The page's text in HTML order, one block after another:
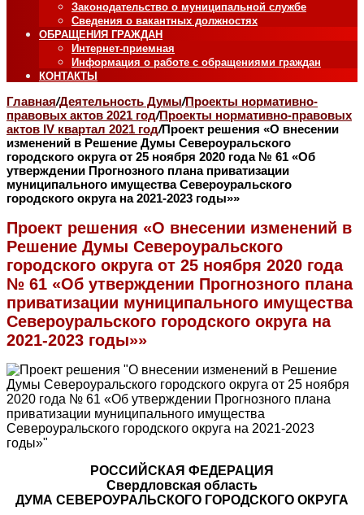
Законодательство о муниципальной службе
Сведения о вакантных должностях
ОБРАЩЕНИЯ ГРАЖДАН
Интернет-приемная
Информация о работе с обращениями граждан
КОНТАКТЫ
Главная/Деятельность Думы/Проекты нормативно-
правовых актов 2021 год/Проекты нормативно-правовых
актов IV квартал 2021 год/Проект решения «О внесении
изменений в Решение Думы Североуральского
городского округа от 25 ноября 2020 года № 61 «Об
утверждении Прогнозного плана приватизации
муниципального имущества Североуральского
городского округа на 2021-2023 годы»»
Проект решения «О внесении изменений в
Решение Думы Североуральского
городского округа от 25 ноября 2020 года
№ 61 «Об утверждении Прогнозного плана
приватизации муниципального имущества
Североуральского городского округа на
2021-2023 годы»»
РОССИЙСКАЯ ФЕДЕРАЦИЯ
Свердловская область
ДУМА СЕВЕРОУРАЛЬСКОГО ГОРОДСКОГО ОКРУГА